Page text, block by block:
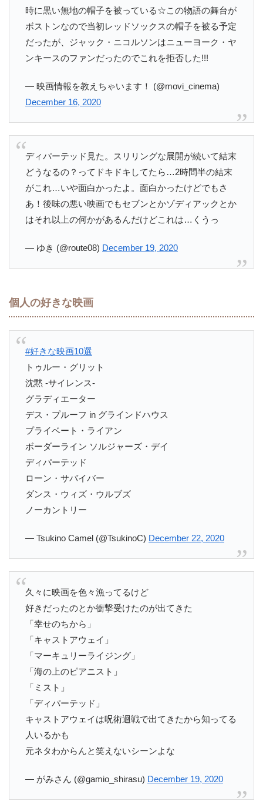
時に黒い無地の帽子を被っている☆この物語の舞台が
ボストンなので当初レッドソックスの帽子を被る予定
だったが、ジャック・ニコルソンはニューヨーク・ヤ
ンキースのファンだったのでこれを拒否した!!!
— 映画情報を教えちゃいます！ (@movi_cinema)
December 16, 2020
ディパーテッド見た。スリリングな展開が続いて結末
どうなるの？ってドキドキしてたら…2時間半の結末
がこれ…いや面白かったよ。面白かったけどでもさ
あ！後味の悪い映画でもセブンとかゾディアックとか
はそれ以上の何かがあるんだけどこれは…くうっ
— ゆき (@route08) December 19, 2020
個人の好きな映画
#好きな映画10選
トゥルー・グリット
沈黙 -サイレンス-
グラディエーター
デス・プルーフ in グラインドハウス
プライベート・ライアン
ボーダーライン ソルジャーズ・デイ
ディパーテッド
ローン・サバイバー
ダンス・ウィズ・ウルブズ
ノーカントリー
— Tsukino Camel (@TsukinoC) December 22, 2020
久々に映画を色々漁ってるけど
好きだったのとか衝撃受けたのが出てきた
「幸せのちから」
「キャストアウェイ」
「マーキュリーライジング」
「海の上のピアニスト」
「ミスト」
「ディパーテッド」
キャストアウェイは呪術迴戦で出てきたから知ってる
人いるかも
元ネタわからんと笑えないシーンよな
— がみさん (@gamio_shirasu) December 19, 2020